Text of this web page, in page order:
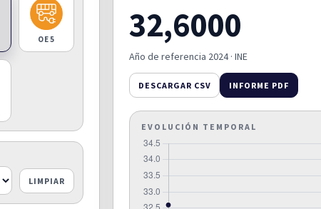
OE5
LIMPIAR
32,6000
Año de referencia 2024 · INE
DESCARGAR CSV INFORME PDF
EVOLUCIÓN TEMPORAL